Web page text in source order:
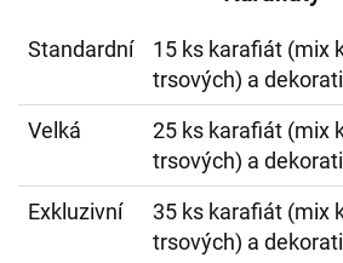
Standardní
15 ks karafiát (mix
trsových) a
Velká
25 ks karafiát (mix
trsových) a
Exkluzivní
35 ks karafiát (mix
trsových) a